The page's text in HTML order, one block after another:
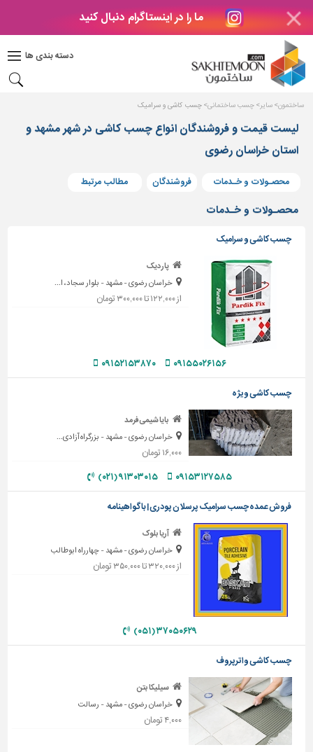
ما را در اینستاگرام دنبال کنید
دسته بندی ها
دکوراسیون
بتن
های
بتنی
درب
پنجره
مصالح
نرده
و
حفاظ
دیوارپوش،
کفپوش
سرویس
بهداشتی
ابزار،یراق
و
ماشین
برقی،روشنایی،ایمنی
محوطه
سازی
نما
ساخت
و
تاسیسات
ساختمان
شهرسازی،
ترافیک
و
سازه
ساختمون سایر چسب ساختمانی چسب کاشی و سرامیک
لیست قیمت و فروشندگان انواع چسب کاشی در شهر مشهد و
استان خراسان رضوی
محصـولات و خـدمات فروشندگان مطالب مرتبط
محصـولات و خـدمات
چسب کاشی و سرامیک
پاردیک
خراسان رضوی - مشهد - بلوار سجاد، ا...
از ۱۲۲,۰۰۰ تا ۳۰۰,۰۰۰ تومان
۰۹۱۵۵۰۲۶۱۵۶ ۰۹۱۵۲۱۵۳۸۷۰
چسب کاشی ویژه
بایا شیمی فرمد
خراسان رضوی - مشهد - بزرگراه آزادی...
۱۶,۰۰۰ تومان
۰۹۱۵۳۱۲۷۵۸۵ ۹۱۳۰۳۰۱۵ (۰۲۱)
فروش عمده چسب سرامیک پرسلان پودری | با گواهینامه
آریا بلوک
خراسان رضوی - مشهد - چهارراه ابوطالب
از ۳۲۰,۰۰۰ تا ۳۵۰,۰۰۰ تومان
۳۷۰۵۰۶۲۹ (۰۵۱)
چسب کاشی واترپروف
سیلیکا بتن
خراسان رضوی - مشهد - رسالت
۴,۰۰۰ تومان